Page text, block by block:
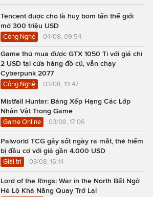
Tencent được cho là hủy bom tấn thế giới
mở 300 triệu USD
Công Nghệ 04/08, 09:54
Game thủ mua được GTX 1050 Ti với giá chỉ
2 USD tại cửa hàng đồ cũ, vẫn chạy
Cyberpunk 2077
Công Nghệ 03/08, 19:47
Mistfall Hunter: Bảng Xếp Hạng Các Lớp
Nhân Vật Trong Game
Game Online 03/08, 17:06
Palworld TCG gây sốt ngày ra mắt, thẻ hiếm
bị đầu cơ với giá gần 4.000 USD
Giải trí 03/08, 16:14
Lord of the Rings: War in the North Bất Ngờ
Hé Lộ Khả Năng Quay Trở Lại